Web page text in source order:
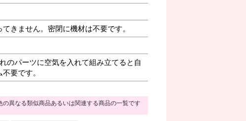
きません。密閉に機材は不要です。
のパーツに空気を入れて組み立てると自
要です。
の異なる類似商品あるいは関連する商品の一覧です